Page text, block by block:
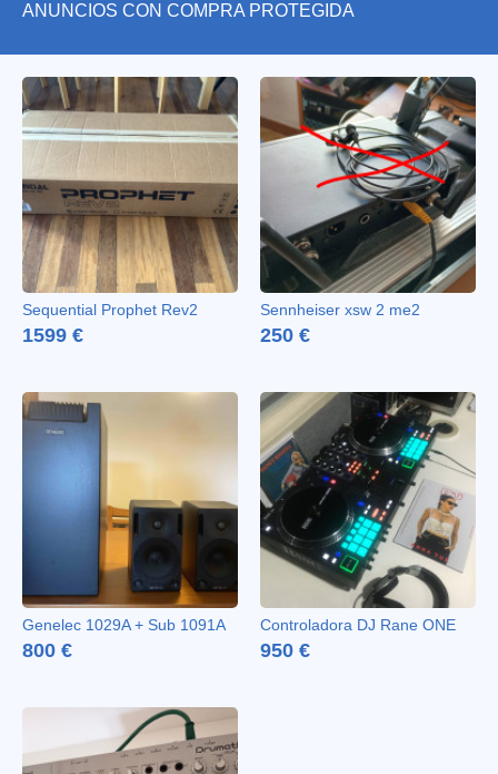
ANUNCIOS CON COMPRA PROTEGIDA
Sequential Prophet Rev2
1599 €
Sennheiser xsw 2 me2
250 €
Genelec 1029A + Sub 1091A
800 €
Controladora DJ Rane ONE
950 €